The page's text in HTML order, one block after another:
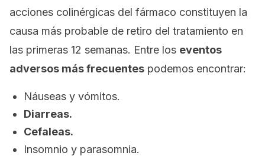
acciones colinérgicas del fármaco constituyen la
causa más probable de retiro del tratamiento en
las primeras 12 semanas. Entre los eventos
adversos más frecuentes podemos encontrar:
Náuseas y vómitos.
Diarreas.
Cefaleas.
Insomnio y parasomnia.